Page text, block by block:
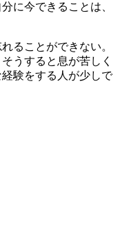
に今できることは、
ることができない。
うすると息が苦しく
験をする人が少しで